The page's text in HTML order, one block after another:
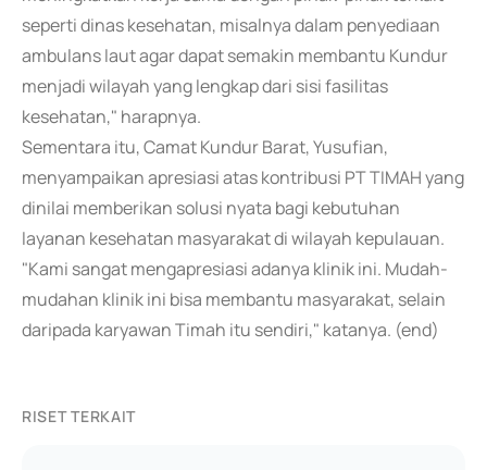
seperti dinas kesehatan, misalnya dalam penyediaan
ambulans laut agar dapat semakin membantu Kundur
menjadi wilayah yang lengkap dari sisi fasilitas
kesehatan," harapnya.
Sementara itu, Camat Kundur Barat, Yusufian,
menyampaikan apresiasi atas kontribusi PT TIMAH yang
dinilai memberikan solusi nyata bagi kebutuhan
layanan kesehatan masyarakat di wilayah kepulauan.
"Kami sangat mengapresiasi adanya klinik ini. Mudah-
mudahan klinik ini bisa membantu masyarakat, selain
daripada karyawan Timah itu sendiri," katanya. (end)
RISET TERKAIT